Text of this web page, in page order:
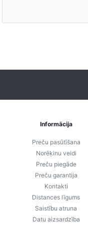
Informācija
Preču pasūtīšana
Norēķinu veidi
Preču piegāde
Preču garantija
Kontakti
Distances līgums
Saistību atruna
Datu aizsardzība